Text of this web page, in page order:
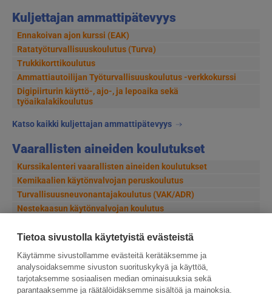
Tietoa sivustolla käytetyistä evästeistä
Käytämme sivustollamme evästeitä kerätäksemme ja
analysoidaksemme sivuston suorituskykyä ja käyttöä,
tarjotaksemme sosiaalisen median ominaisuuksia sekä
parantaaksemme ja räätälöidäksemme sisältöä ja mainoksia.
Kuljettajan ammattipätevyys
Ennakoivan ajon kurssi (EAK)
Ratatyöturvallisuuskoulutus (Turva)
Trukkikorttikoulutus
Ammattiautoilijan Työturvallisuuskoulutus -verkkokurssi
Digipiirturin käyttö-, ajo-, ja lepoaika sekä
työaikalakikoulutus
Katso kaikki kuljettajan ammattipätevyys
Vaarallisten aineiden koulutukset
Kurssikalenteri vaarallisten aineiden koulutukset
Kemikaalien käytönvalvojan peruskoulutus
Turvallisuusneuvonantajakoulutus (VAK/ADR)
Nestekaasun käytönvalvojan koulutus
Katso kaikki vaarallisten aineiden koulutukset